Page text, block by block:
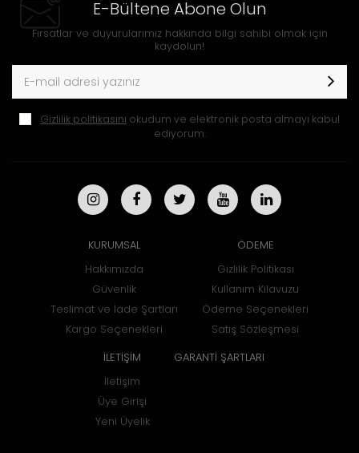
E-Bültene Abone Olun
Fırsatlar ve duyurularımız hakkında bilgi sahibi olmak için
kaydolun!
Gizlilik politikasını okudum ve elektronik posta almayı kabul
ediyorum.
KURUMSAL
Hakkımızda
Güvenlik
Teslimat ve İade Şartları
Kargo Seçenekleri
ÖDEME
Gizlilik Politikası
Kullanım Kılavuzu
Ödeme Seçenekleri
Satış Sözleşmesi
İLETİŞİM
İletişim
Üye Girişi
Yeni Üyelik
GARANTİ ŞARTLARI